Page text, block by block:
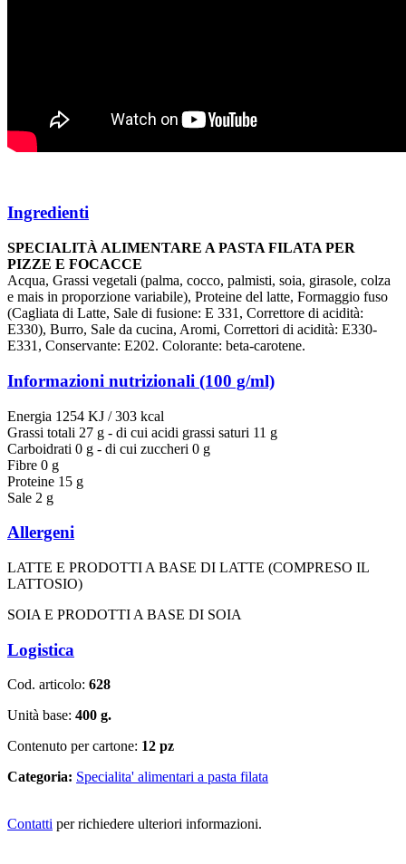
Ingredienti
SPECIALITÀ ALIMENTARE A PASTA FILATA PER
PIZZE E FOCACCE
Acqua, Grassi vegetali (palma, cocco, palmisti, soia, girasole, colza
e mais in proporzione variabile), Proteine del latte, Formaggio fuso
(Cagliata di Latte, Sale di fusione: E 331, Correttore di acidità:
E330), Burro, Sale da cucina, Aromi, Correttori di acidità: E330-
E331, Conservante: E202. Colorante: beta-carotene.
Informazioni nutrizionali (100 g/ml)
Energia 1254 KJ / 303 kcal
Grassi totali 27 g - di cui acidi grassi saturi 11 g
Carboidrati 0 g - di cui zuccheri 0 g
Fibre 0 g
Proteine 15 g
Sale 2 g
Allergeni
LATTE E PRODOTTI A BASE DI LATTE (COMPRESO IL
LATTOSIO)
SOIA E PRODOTTI A BASE DI SOIA
Logistica
Cod. articolo: 628
Unità base: 400 g.
Contenuto per cartone: 12 pz
Categoria: Specialita' alimentari a pasta filata
Contatti per richiedere ulteriori informazioni.